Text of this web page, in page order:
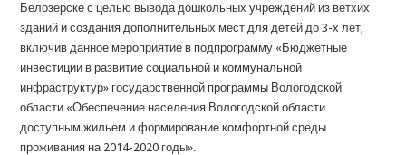
Белозерске с целью вывода дошкольных учреждений из ветхих
зданий и создания дополнительных мест для детей до 3-х лет,
включив данное мероприятие в подпрограмму «Бюджетные
инвестиции в развитие социальной и коммунальной
инфраструктур» государственной программы Вологодской
области «Обеспечение населения Вологодской области
доступным жильем и формирование комфортной среды
проживания на 2014-2020 годы».